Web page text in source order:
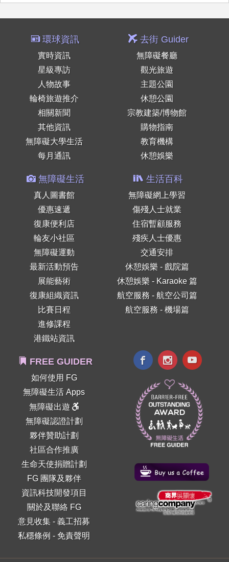
環球資訊
實時資訊
星級專訪
人物故事
輪椅旅遊推介
相關新聞
其他資訊
無障礙大學生活
每月通訊
去街 Guider
無障礙餐廳
觀光旅遊
主題公園
休憩公園
宗教建築/博物館
購物指南
教育機構
休憩娛樂
無障礙生活
真人圖書館
優惠速遞
復康便利店
輪友小社區
無障礙運動
最新活動預告
展能藝術
復康組織資訊
比賽日程
進修課程
港鐵站資訊
生活百科
無障礙網上學習
傷殘人士就業
住宿暫顧服務
殘疾人士優惠
交通安排
休憩娛樂 - 戲院篇
休憩娛樂 - Karaoke 篇
航空服務 - 航空公司篇
航空服務 - 機場篇
FREE GUIDER
如何使用 FG
無障礙生活 Apps
無障礙出遊
無障礙認證計劃
夥伴贊助計劃
社區合作推廣
生命天使捐贈計劃
FG 團隊及夥伴
資訊科技開發項目
關於及聯絡 FG
意見收集 -義工招募
私穩條例 - 免責聲明